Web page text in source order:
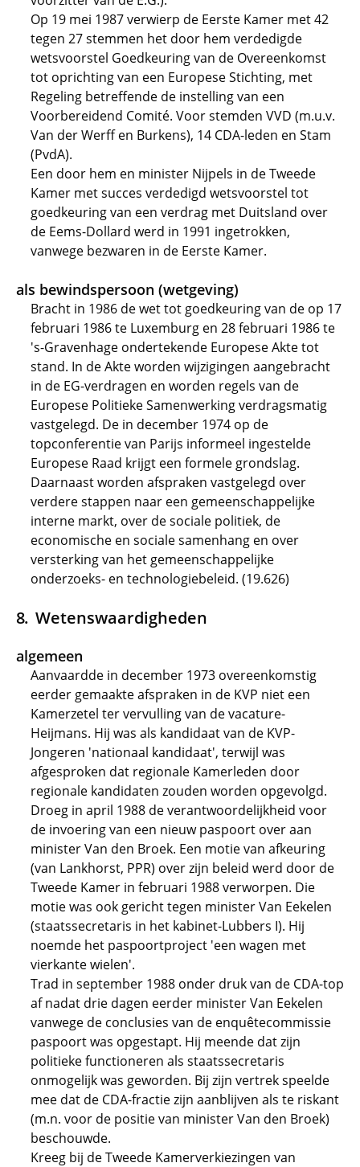
Op 19 mei 1987 verwierp de Eerste Kamer met 42
tegen 27 stemmen het door hem verdedigde
wetsvoorstel Goedkeuring van de Overeenkomst
tot oprichting van een Europese Stichting, met
Regeling betreffende de instelling van een
Voorbereidend Comité. Voor stemden VVD (m.u.v.
Van der Werff en Burkens), 14 CDA-leden en Stam
(PvdA).
Een door hem en minister Nijpels in de Tweede
Kamer met succes verdedigd wetsvoorstel tot
goedkeuring van een verdrag met Duitsland over
de Eems-Dollard werd in 1991 ingetrokken,
vanwege bezwaren in de Eerste Kamer.
als bewindspersoon (wetgeving)
Bracht in 1986 de wet tot goedkeuring van de op 17
februari 1986 te Luxemburg en 28 februari 1986 te
's-Gravenhage ondertekende Europese Akte tot
stand. In de Akte worden wijzigingen aangebracht
in de EG-verdragen en worden regels van de
Europese Politieke Samenwerking verdragsmatig
vastgelegd. De in december 1974 op de
topconferentie van Parijs informeel ingestelde
Europese Raad krijgt een formele grondslag.
Daarnaast worden afspraken vastgelegd over
verdere stappen naar een gemeenschappelijke
interne markt, over de sociale politiek, de
economische en sociale samenhang en over
versterking van het gemeenschappelijke
onderzoeks- en technologiebeleid. (19.626)
Wetenswaardigheden
algemeen
Aanvaardde in december 1973 overeenkomstig
eerder gemaakte afspraken in de KVP niet een
Kamerzetel ter vervulling van de vacature-
Heijmans. Hij was als kandidaat van de KVP-
Jongeren 'nationaal kandidaat', terwijl was
afgesproken dat regionale Kamerleden door
regionale kandidaten zouden worden opgevolgd.
Droeg in april 1988 de verantwoordelijkheid voor
de invoering van een nieuw paspoort over aan
minister Van den Broek. Een motie van afkeuring
(van Lankhorst, PPR) over zijn beleid werd door de
Tweede Kamer in februari 1988 verworpen. Die
motie was ook gericht tegen minister Van Eekelen
(staatssecretaris in het kabinet-Lubbers I). Hij
noemde het paspoortproject 'een wagen met
vierkante wielen'.
Trad in september 1988 onder druk van de CDA-top
af nadat drie dagen eerder minister Van Eekelen
vanwege de conclusies van de enquêtecommissie
paspoort was opgestapt. Hij meende dat zijn
politieke functioneren als staatssecretaris
onmogelijk was geworden. Bij zijn vertrek speelde
mee dat de CDA-fractie zijn aanblijven als te riskant
(m.n. voor de positie van minister Van den Broek)
beschouwde.
Kreeg bij de Tweede Kamerverkiezingen van